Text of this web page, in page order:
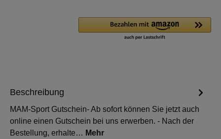
Beschreibung
MAM-Sport Gutschein- Ab sofort können Sie jetzt auch
online einen Gutschein bei uns erwerben. - Nach der
Bestellung, erhalte… Mehr